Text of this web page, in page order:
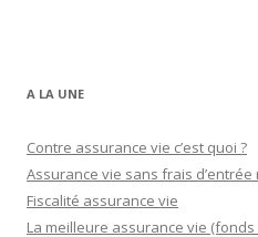
A LA UNE
Contre assurance vie c’est quoi ?
Assurance vie sans frais
Fiscalité assurance vie
La meilleure assurance vie